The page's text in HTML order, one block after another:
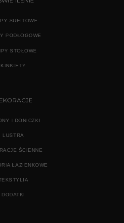
SUFITOWE
PODŁOGOWE
STOŁOWE
KINKIETY
I DONICZKI
LUSTRA
ŚCIENNE
ŁAZIENKOWE
DODATKI